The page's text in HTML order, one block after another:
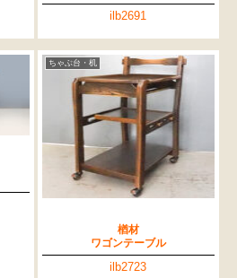
ilb2691
ちゃぶ台・机
楢材
ワゴンテーブル
ilb2723